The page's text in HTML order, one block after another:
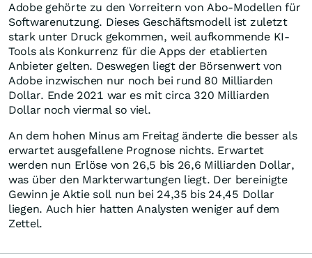
Adobe gehörte zu den Vorreitern von Abo-Modellen für
Softwarenutzung. Dieses Geschäftsmodell ist zuletzt
stark unter Druck gekommen, weil aufkommende KI-
Tools als Konkurrenz für die Apps der etablierten
Anbieter gelten. Deswegen liegt der Börsenwert von
Adobe inzwischen nur noch bei rund 80 Milliarden
Dollar. Ende 2021 war es mit circa 320 Milliarden
Dollar noch viermal so viel.
An dem hohen Minus am Freitag änderte die besser als
erwartet ausgefallene Prognose nichts. Erwartet
werden nun Erlöse von 26,5 bis 26,6 Milliarden Dollar,
was über den Markterwartungen liegt. Der bereinigte
Gewinn je Aktie soll nun bei 24,35 bis 24,45 Dollar
liegen. Auch hier hatten Analysten weniger auf dem
Zettel.